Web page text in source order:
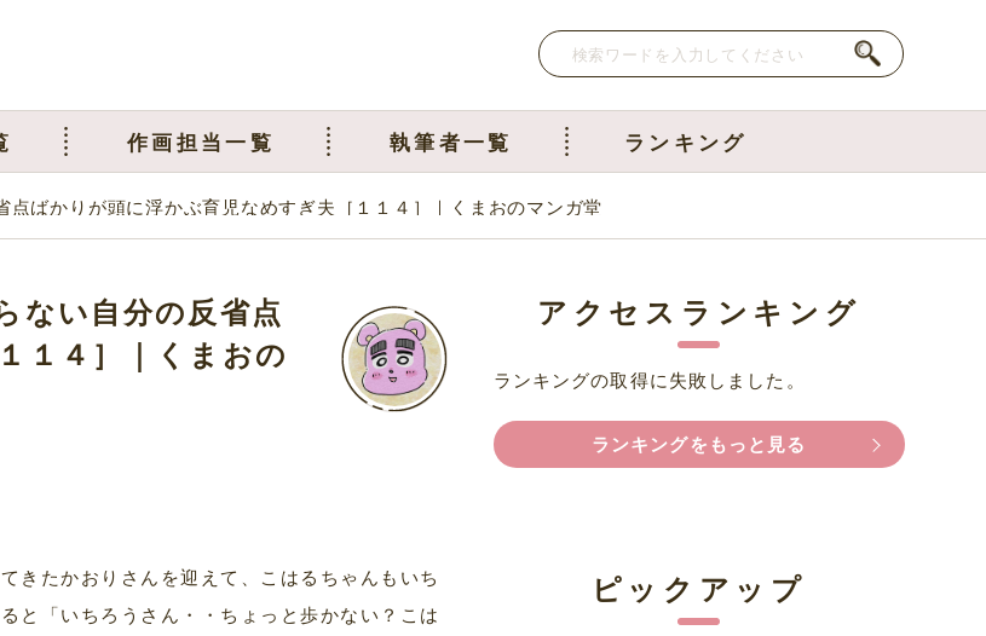
作画担当一覧 執筆者一覧 ランキング
点ばかりが頭に浮かぶ育児なめすぎ夫［１１４］｜くまおのマンガ堂
ない自分の反省点
１４］｜くまおの
きたかおりさんを迎えて、こはるちゃんもいち
と「いちろうさん・・ちょっと歩かない？こは
アクセスランキング
ランキングの取得に失敗しました。
ランキングをもっと見る
ピックアップ